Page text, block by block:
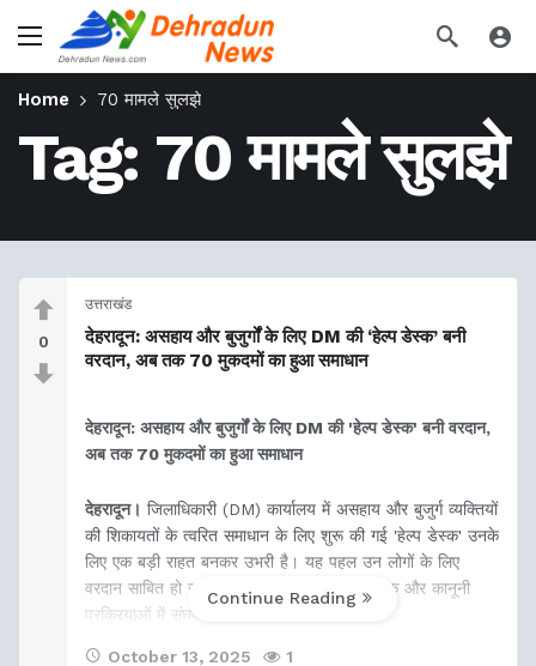
Home 70 मामले सुलझे
Tag: 70 मामले सुलझे
0
उत्तराखंड
देहरादून: असहाय और बुजुर्गों के लिए DM की ‘हेल्प डेस्क’ बनी
वरदान, अब तक 70 मुकदमों का हुआ समाधान
देहरादून: असहाय और बुजुर्गों के लिए DM की 'हेल्प डेस्क' बनी वरदान,
अब तक 70 मुकदमों का हुआ समाधान
देहरादून। जिलाधिकारी (DM) कार्यालय में असहाय और बुजुर्ग व्यक्तियों
की शिकायतों के त्वरित समाधान के लिए शुरू की गई 'हेल्प डेस्क' उनके
लिए एक बड़ी राहत बनकर उभरी है। यह पहल उन लोगों के लिए
वरदान साबित हो रही है, जो न्याय के लिए प्रशासनिक और कानूनी
प्रक्रियाओं में संघर्ष करते हैं।
Continue Reading
October 13, 2025 1